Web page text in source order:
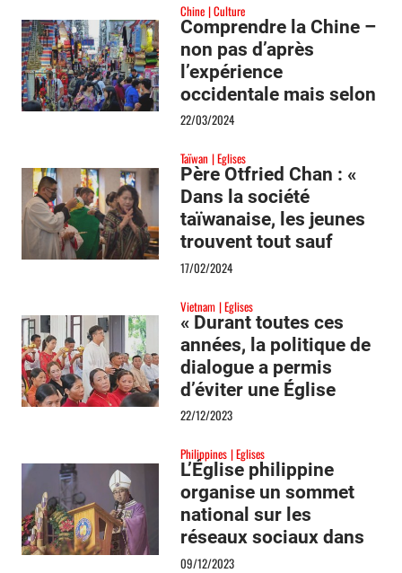
Chine Culture
Comprendre la Chine –
non pas d’après
l’expérience
occidentale mais selon
l’histoire et la
22/03/2024
Taïwan Eglises
Père Otfried Chan : «
Dans la société
taïwanaise, les jeunes
trouvent tout sauf
Dieu. Il faut repenser
d’évangélisation »
17/02/2024
Vietnam Eglises
« Durant toutes ces
années, la politique de
dialogue a permis
d’éviter une Église
séparée »
22/12/2023
Philippines Eglises
L’Église philippine
organise un sommet
national sur les
réseaux sociaux dans
l’île de Cebu
09/12/2023